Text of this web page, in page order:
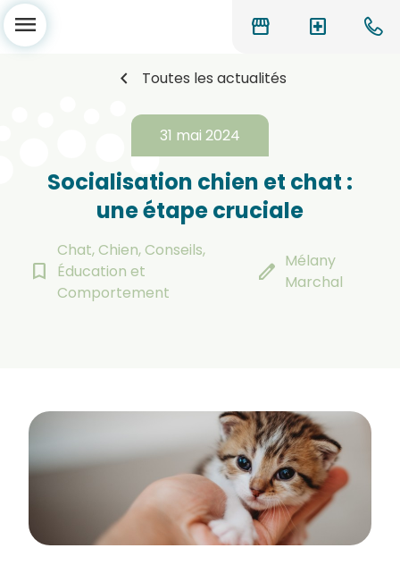
storefront local_hospital
menu
chevron_left Toutes les actualités
31 mai 2024
Socialisation chien et chat :
une étape cruciale
bookmark_border
Chat, Chien, Conseils,
Éducation et
Comportement
edit Mélany
Marchal